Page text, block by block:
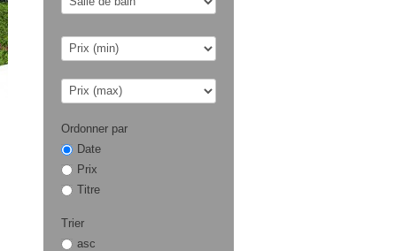
Ordonner par
Date
Prix
Titre
Trier
asc